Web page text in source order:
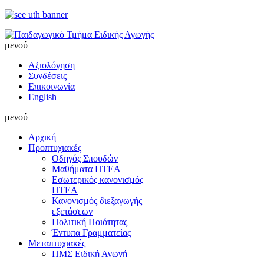
μενού
Αξιολόγηση
Συνδέσεις
Επικοινωνία
English
μενού
Αρχική
Προπτυχιακές
Οδηγός Σπουδών
Μαθήματα ΠΤΕΑ
Εσωτερικός κανονισμός
ΠΤΕΑ
Κανονισμός διεξαγωγής
εξετάσεων
Πολιτική Ποιότητας
Έντυπα Γραμματείας
Μεταπτυχιακές
ΠΜΣ Ειδική Αγωγή